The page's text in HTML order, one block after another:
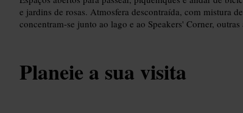
e jardins de rosas. Atmosfera descontraída, com mistura
concentram-se junto ao lago e ao Speakers' Corner, outras
Planeie a sua visita